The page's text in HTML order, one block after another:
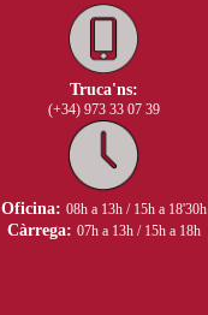
Truca'ns:
(+34) 973 33 07 39
Oficina: 08h a 13h / 15h a 18'30h
Càrrega: 07h a 13h / 15h a 18h